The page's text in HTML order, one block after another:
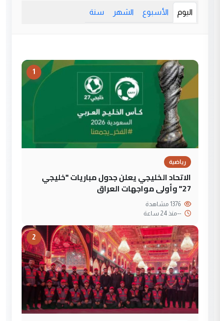
اليوم الأسبوع الشهر سنة
1
رياضية
الاتحاد الخليجي يعلن جدول مباريات "خليجي
27" وأولى مواجهات العراق
--منذ 24 ساعة
2